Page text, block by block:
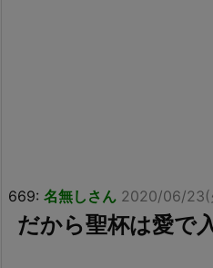
669: 名無しさん 2020/06/23(
だから聖杯は愛で